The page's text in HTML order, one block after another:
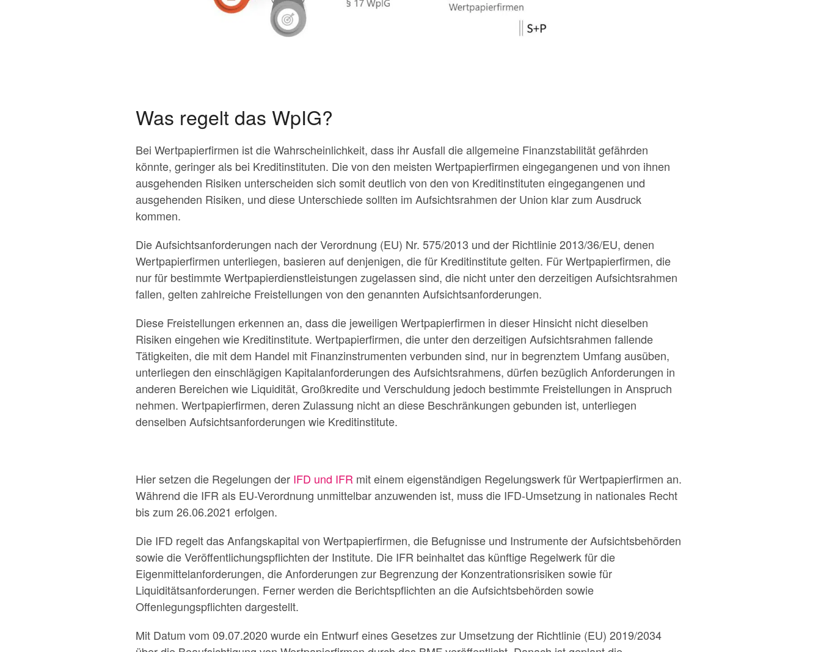
Was regelt das WpIG?
Bei Wertpapierfirmen ist die Wahrscheinlichkeit, dass ihr Ausfall die allgemeine Finanzstabilität gefährden
könnte, geringer als bei Kreditinstituten. Die von den meisten Wertpapierfirmen eingegangenen und von ihnen
ausgehenden Risiken unterscheiden sich somit deutlich von den von Kreditinstituten eingegangenen und
ausgehenden Risiken, und diese Unterschiede sollten im Aufsichtsrahmen der Union klar zum Ausdruck
kommen.
Die Aufsichtsanforderungen nach der Verordnung (EU) Nr. 575/2013 und der Richtlinie 2013/36/EU, denen
Wertpapierfirmen unterliegen, basieren auf denjenigen, die für Kreditinstitute gelten. Für Wertpapierfirmen, die
nur für bestimmte Wertpapierdienstleistungen zugelassen sind, die nicht unter den derzeitigen Aufsichtsrahmen
fallen, gelten zahlreiche Freistellungen von den genannten Aufsichtsanforderungen.
Diese Freistellungen erkennen an, dass die jeweiligen Wertpapierfirmen in dieser Hinsicht nicht dieselben
Risiken eingehen wie Kreditinstitute. Wertpapierfirmen, die unter den derzeitigen Aufsichtsrahmen fallende
Tätigkeiten, die mit dem Handel mit Finanzinstrumenten verbunden sind, nur in begrenztem Umfang ausüben,
unterliegen den einschlägigen Kapitalanforderungen des Aufsichtsrahmens, dürfen bezüglich Anforderungen in
anderen Bereichen wie Liquidität, Großkredite und Verschuldung jedoch bestimmte Freistellungen in Anspruch
nehmen. Wertpapierfirmen, deren Zulassung nicht an diese Beschränkungen gebunden ist, unterliegen
denselben Aufsichtsanforderungen wie Kreditinstitute.
Hier setzen die Regelungen der IFD und IFR mit einem eigenständigen Regelungswerk für Wertpapierfirmen an.
Während die IFR als EU-Verordnung unmittelbar anzuwenden ist, muss die IFD-Umsetzung in nationales Recht
bis zum 26.06.2021 erfolgen.
Die IFD regelt das Anfangskapital von Wertpapierfirmen, die Befugnisse und Instrumente der Aufsichtsbehörden
sowie die Veröffentlichungspflichten der Institute. Die IFR beinhaltet das künftige Regelwerk für die
Eigenmittelanforderungen, die Anforderungen zur Begrenzung der Konzentrationsrisiken sowie für
Liquiditätsanforderungen. Ferner werden die Berichtspflichten an die Aufsichtsbehörden sowie
Offenlegungspflichten dargestellt.
Mit Datum vom 09.07.2020 wurde ein Entwurf eines Gesetzes zur Umsetzung der Richtlinie (EU) 2019/2034